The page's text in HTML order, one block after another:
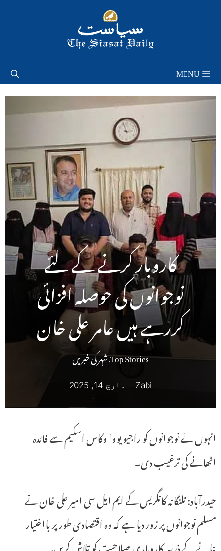
MENU
کاروبار کرنے کے لئے
نوجوانوں کی حوصلہ افزائی
کررہے ہیں عامر علی خان
Top Stories
,شہر کی خبریں
Zabi مارچ 14, 2025
انہوں نے نوجوانوں کو راجیو یووا وکاس اسکیم سے فائدہ
اٹھانے کی ترغیب دی۔
حیدرآباد: تلنگانہ کانگریس کے ایم ایل سی امیر علی خان نے
مسلم نوجوانوں پر زور دیا ہے کہ وہ اقتصادی طور پر بااختیار